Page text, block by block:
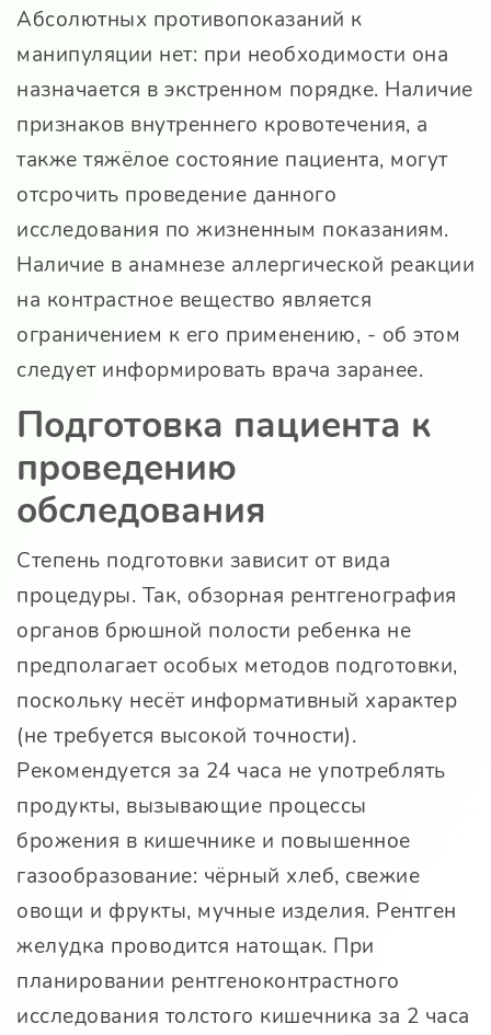
Абсолютных противопоказаний к
манипуляции нет: при необходимости она
назначается в экстренном порядке. Наличие
признаков внутреннего кровотечения, а
также тяжёлое состояние пациента, могут
отсрочить проведение данного
исследования по жизненным показаниям.
Наличие в анамнезе аллергической реакции
на контрастное вещество является
ограничением к его применению, - об этом
следует информировать врача заранее.
Подготовка пациента к
проведению
обследования
Степень подготовки зависит от вида
процедуры. Так, обзорная рентгенография
органов брюшной полости ребенка не
предполагает особых методов подготовки,
поскольку несёт информативный характер
(не требуется высокой точности).
Рекомендуется за 24 часа не употреблять
продукты, вызывающие процессы
брожения в кишечнике и повышенное
газообразование: чёрный хлеб, свежие
овощи и фрукты, мучные изделия. Рентген
желудка проводится натощак. При
планировании рентгеноконтрастного
исследования толстого кишечника за 2 часа